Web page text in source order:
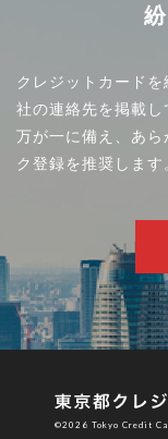
クレジットカード
社の連絡先を掲載し
万が一に備え、あ
ク登録を推奨します
©︎2026 Tokyo Credit